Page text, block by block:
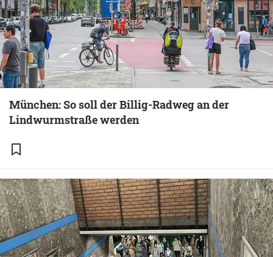
München: So soll der Billig-Radweg an der
Lindwurmstraße werden